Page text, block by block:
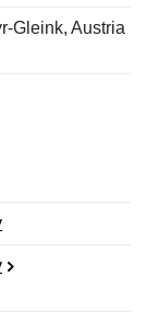
Gleink, Austria